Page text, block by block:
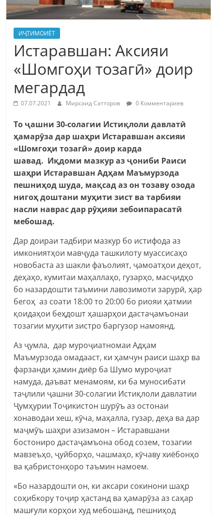
ИҶТИМОИЁТ
Истаравшан: Аксияи
«Шомгоҳи тозагӣ» доир
мегардад
07.07.2021 Мирсаид Сатторов 0 Комментариев
То ҷашни 30-солагии Истиқлоли давлатӣ
ҳамарӯза дар шаҳри Истаравшан аксияи
«Шомгоҳи тозагӣ» доир карда
шавад. Иқдоми мазкур аз ҷониби Раиси
шаҳри Истаравшан Адҳам Маъмурзода
пешниҳод шуда, мақсад аз он тозаву озода
нигоҳ доштани муҳити зист ва тарбияи
насли наврас дар рӯҳияи зебоипарасатӣ
мебошад.
Дар доираи тадбири мазкур бо истифода аз
имкониятҳои мавҷуда ташкилоту муассисаҳо
новобаста аз шакли фаъолият, ҷамоатҳои деҳот,
деҳаҳо, кумитаи маҳаллаҳо, гузарҳо, масҷидҳо
бо назардошти таъмини лавозимоти зарурӣ, ҳар
бегоҳ аз соати 18:00 то 20:00 бо риояи ҳатмии
қоидаҳои беҳдошт ҳашарҳои дастаҷамъонаи
тозагии муҳити зистро баргузор намоянд.
Аз ҷумла, дар муроҷиатномаи Адҳам
Маъмурзода омадааст, ки ҳамчун раиси шаҳр ва
фарзанди ҳамин диёр ба Шумо муроҷиат
намуда, даъват менамоям, ки ба муносибати
таҷлили ҷашни 30-солагии Истиқлоли давлатии
Ҷумҳурии Тоҷикистон шурӯъ аз остонаи
хонаводаи хеш, кӯча, маҳалла, гузар, деҳа ва дар
маҷмӯъ шаҳри азизамон – Истаравшани
бостониро дастаҷамъона обод созем, тозагии
мавзеъҳо, ҷуйборҳо, чашмаҳо, кӯчаву хиёбонҳо
ва қабристонҳоро таъмин намоем.
«Бо назардошти он, ки аксари сокинони шаҳр
соҳибкору тоҷир ҳастанд ва ҳамарӯза аз саҳар
машғули корҳои худ мебошанд, пешниҳод